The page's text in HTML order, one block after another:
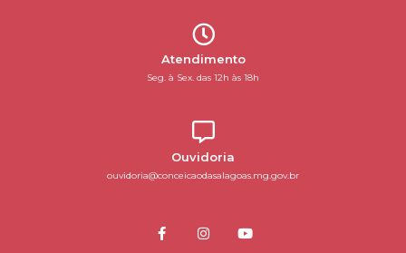
Atendimento
Seg. à Sex. das 12h às 18h
Ouvidoria
ouvidoria@conceicaodasalagoas.mg.gov.br